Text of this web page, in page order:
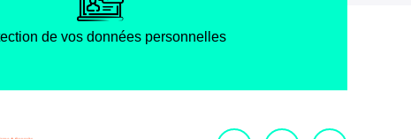
de vos données personnelles